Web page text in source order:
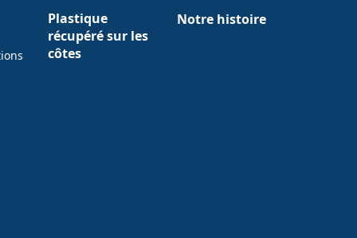
Plastique
récupéré sur les
côtes
Notre histoire